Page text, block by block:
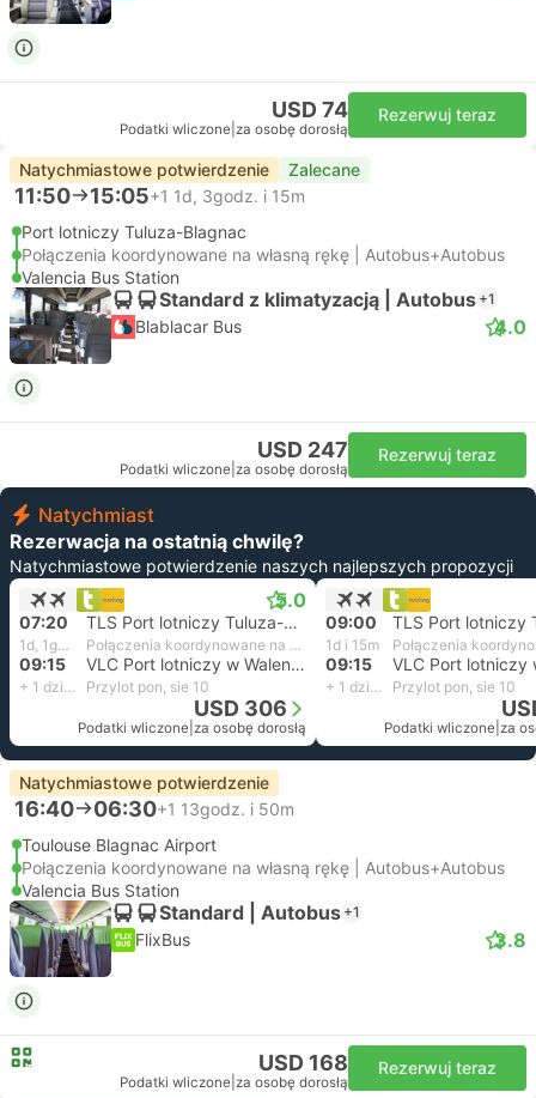
USD 74
Podatki wliczone za osobę dorosłą
Rezerwuj teraz
Natychmiastowe potwierdzenie Zalecane
11:50 15:05+1 1d, 3godz. i 15m
Port lotniczy Tuluza-Blagnac
Połączenia koordynowane na własną rękę | Autobus+Autobus
Valencia Bus Station
Standard z klimatyzacją | Autobus +1
Blablacar Bus 4.0
USD 247
Podatki wliczone za osobę dorosłą
Rezerwuj teraz
Natychmiast
Rezerwacja na ostatnią chwilę?
Natychmiastowe potwierdzenie naszych najlepszych propozycji
5.0
07:20 TLS Port lotniczy Tuluza-Blagnac
1d, 1godz. i 55m Połączenia koordynowane na własną rękę
09:15 VLC Port lotniczy w Walencji
+ 1 dzień Przylot pon, sie 10
USD 306
Podatki wliczone za osobę dorosłą
09:00
1d i 15m
09:15
+ 1 dzień Przylot pon, sie 10
Podatki wliczone za
Natychmiastowe potwierdzenie
16:40 06:30+1 13godz. i 50m
Toulouse Blagnac Airport
Połączenia koordynowane na własną rękę | Autobus+Autobus
Valencia Bus Station
Standard | Autobus +1
FlixBus 3.8
USD 168
Podatki wliczone za osobę dorosłą
Rezerwuj teraz